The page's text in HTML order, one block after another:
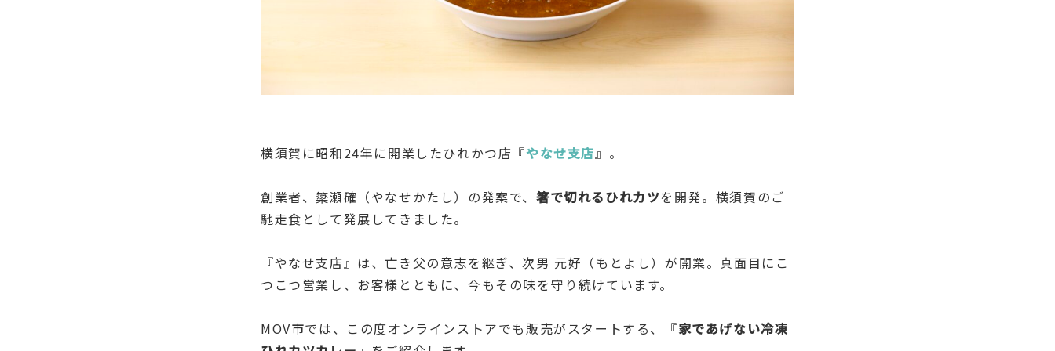
横須賀に昭和24年に開業したひれかつ店『やなせ支店 』。
創業者、簗瀬確（やなせかたし）の発案で、箸で切れるひれカツを開発。横須賀のご
馳走食として発展してきました。
『やなせ支店』は、亡き父の意志を継ぎ、次男 元好（もとよし）が開業。真面目にこ
つこつ営業し、お客様とともに、今もその味を守り続けています。
MOV市では、この度オンラインストアでも販売がスタートする、『家であげない冷凍